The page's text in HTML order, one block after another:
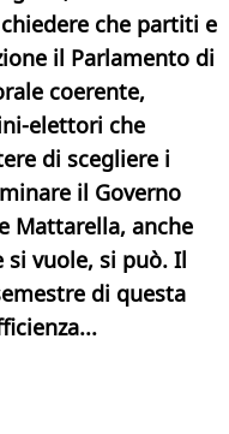
che partiti e
il Parlamento di
coerente,
elettori che
di scegliere i
il Governo
Mattarella, anche
vuole, si può. Il
di questa